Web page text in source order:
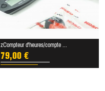
zCompteur d'heures/compte ...
79,00 €